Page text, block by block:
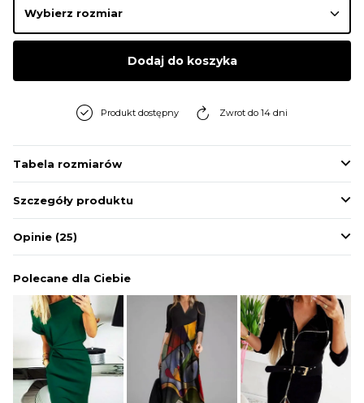
SWETRY
BIELIZNA
Dodaj do koszyka
Produkt dostępny Zwrot do 14 dni
Tabela rozmiarów
Szczegóły produktu
Opinie (25)
Polecane dla Ciebie